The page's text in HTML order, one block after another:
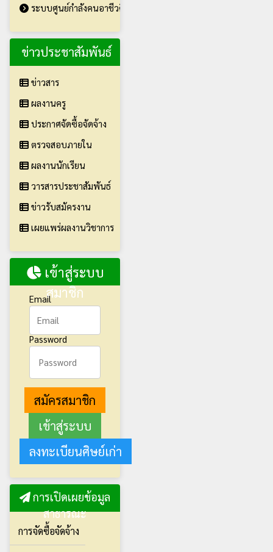
ระบบศูนย์กำลังคนอาชีวศึกษา V-COP
ข่าวประชาสัมพันธ์
ข่าวสาร
ผลงานครู
ประกาศจัดซื้อจัดจ้าง
ตรวจสอบภายใน
ผลงานนักเรียน
วารสารประชาสัมพันธ์
ข่าวรับสมัครงาน
เผยแพร่ผลงานวิชาการ
เข้าสู่ระบบ
สมาชิก
Email
Password
สมัครสมาชิก
ลงทะเบียนศิษย์เก่า
การเปิดเผยข้อมูล
สาธารณะ
การจัดซื้อจัดจ้าง